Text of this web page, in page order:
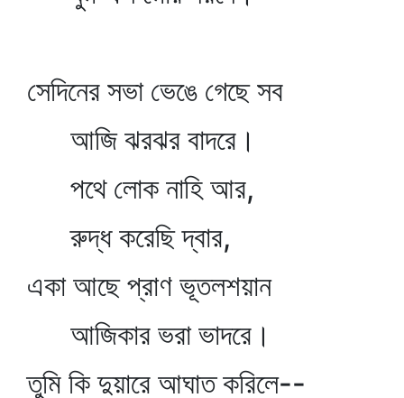
সেদিনের সভা ভেঙে গেছে সব
আজি ঝরঝর বাদরে।
পথে লোক নাহি আর,
রুদ্ধ করেছি দ্বার,
একা আছে প্রাণ ভূতলশয়ান
আজিকার ভরা ভাদরে।
তুমি কি দুয়ারে আঘাত করিলে--